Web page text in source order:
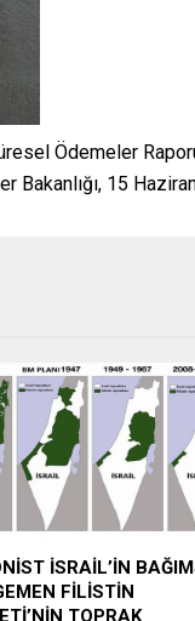
Ödemeler
Bakanlığı, 15
İSRAİL’İN
FİLİSTİN